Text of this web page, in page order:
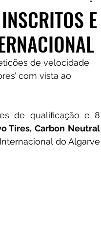
E
de velocidade
com vista ao
de qualificação e 8
Tires, Carbon Neutral